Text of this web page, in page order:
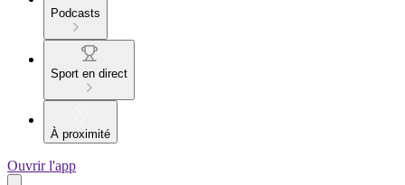
Podcasts
Sport en direct
À proximité
Ouvrir l'app